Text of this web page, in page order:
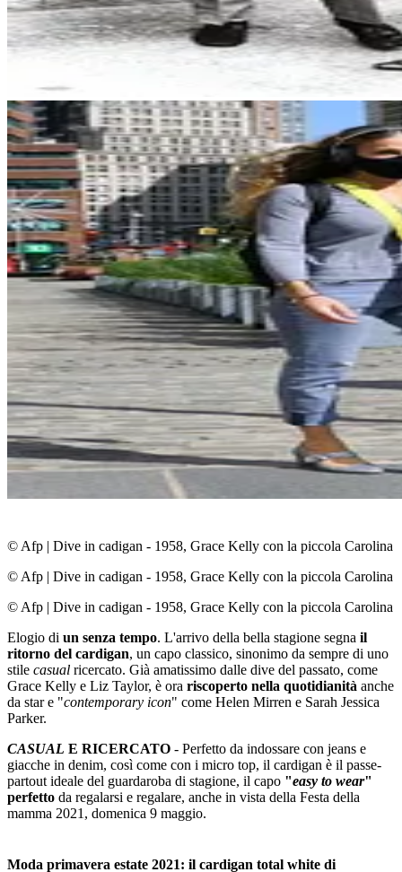
© Afp | Dive in cadigan - 1958, Grace Kelly con la piccola Carolina
© Afp | Dive in cadigan - 1958, Grace Kelly con la piccola Carolina
© Afp | Dive in cadigan - 1958, Grace Kelly con la piccola Carolina
Elogio di un senza tempo. L'arrivo della bella stagione segna il
ritorno del cardigan, un capo classico, sinonimo da sempre di uno
stile casual ricercato. Già amatissimo dalle dive del passato, come
Grace Kelly e Liz Taylor, è ora riscoperto nella quotidianità anche
da star e "contemporary icon" come Helen Mirren e Sarah Jessica
Parker.
CASUAL E RICERCATO - Perfetto da indossare con jeans e
giacche in denim, così come con i micro top, il cardigan è il passe-
partout ideale del guardaroba di stagione, il capo "easy to wear"
perfetto da regalarsi e regalare, anche in vista della Festa della
mamma 2021, domenica 9 maggio.
Moda primavera estate 2021: il cardigan total white di